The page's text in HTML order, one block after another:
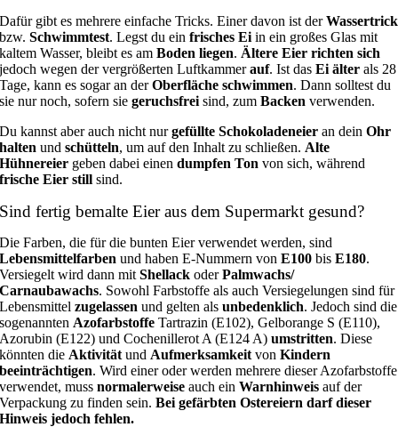
Dafür gibt es mehrere einfache Tricks. Einer davon ist derWassertrick
bzw.Schwimmtest. Legst du einfrisches Ei in ein großes Glas mit
kaltem Wasser, bleibt es am Boden liegen. Ältere Eier richten sich
jedoch wegen der vergrößerten Luftkammerauf. Ist dasEi älter als 28
Tage, kann es sogar an derOberfläche schwimmen. Dann solltest du
sie nur noch, sofern siegeruchsfreisind, zumBackenverwenden.
Du kannst aber auch nicht nurgefüllte Schokoladeneieran deinOhr
halten undschütteln, um auf den Inhalt zu schließen. Alte
Hühnereier geben dabei einendumpfen Tonvon sich, während
frische Eier stillsind.
Sind fertig bemalte Eier aus dem Supermarkt gesund?
Die Farben, die für die bunten Eier verwendet werden, sind
Lebensmittelfarbenund haben E-Nummern vonE100 bisE180.
Versiegelt wird dann mitShellackoderPalmwachs/
Carnaubawachs. Sowohl Farbstoffe als auch Versiegelungen sind für
Lebensmittelzugelassenund gelten alsunbedenklich. Jedoch sind die
sogenannten AzofarbstoffeTartrazin (E102), Gelborange S (E110),
Azorubin (E122) und Cochenillerot A (E124 A)umstritten. Diese
könnten die Aktivitätund Aufmerksamkeitvon Kindern
beeinträchtigen. Wird einer oder werden mehrere dieser Azofarbstoffe
verwendet, mussnormalerweiseauch einWarnhinweisauf der
Verpackung zu finden sein.Bei gefärbten Ostereiern darf dieser
Hinweis jedoch fehlen.